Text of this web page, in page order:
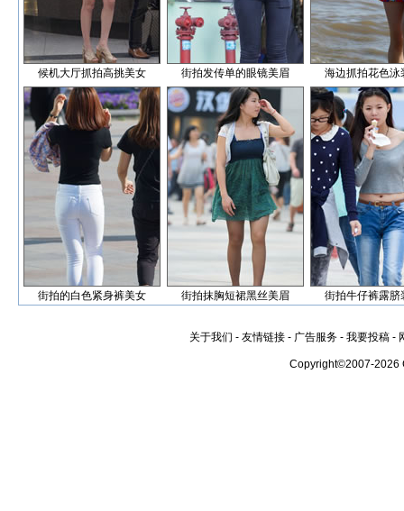
候机大厅抓拍高挑美女 街拍发传单的眼镜美眉 海边抓拍花色泳
街拍的白色紧身裤美女 街拍抹胸短裙黑丝美眉 街拍牛仔裤露脐
关于我们 - 友情链接 - 广告服务 - 我要投稿 -
Copyright©2007-2026